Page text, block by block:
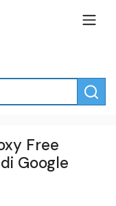
Free
Google